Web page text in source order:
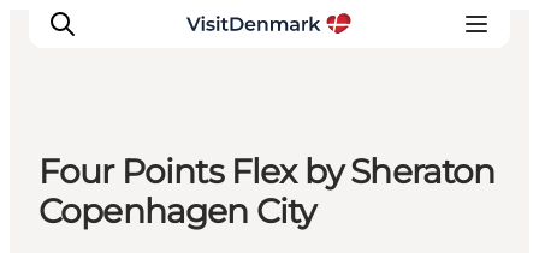
Ispirazioni
Dove andare
Four Points Flex by Sheraton
Copenhagen City